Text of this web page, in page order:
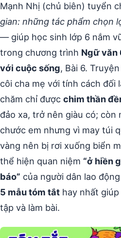
Mạnh Nhị (chủ biên) tuyển
gian: những tác phẩm chọn
— giúp học sinh lớp 6 nắm
trong chương trình Ngữ văn
với cuộc sống, Bài 6.
côi cha mẹ với tính cách đối
chăm chỉ được chim thần
đảo xa, trở nên giàu có; còn
chước em nhưng vì may túi
vàng nên bị rơi xuống biển
thể hiện quan niệm “ở hiền
báo” của người dân lao
5 mẫu tóm tắt hay nhất
tập và làm bài.